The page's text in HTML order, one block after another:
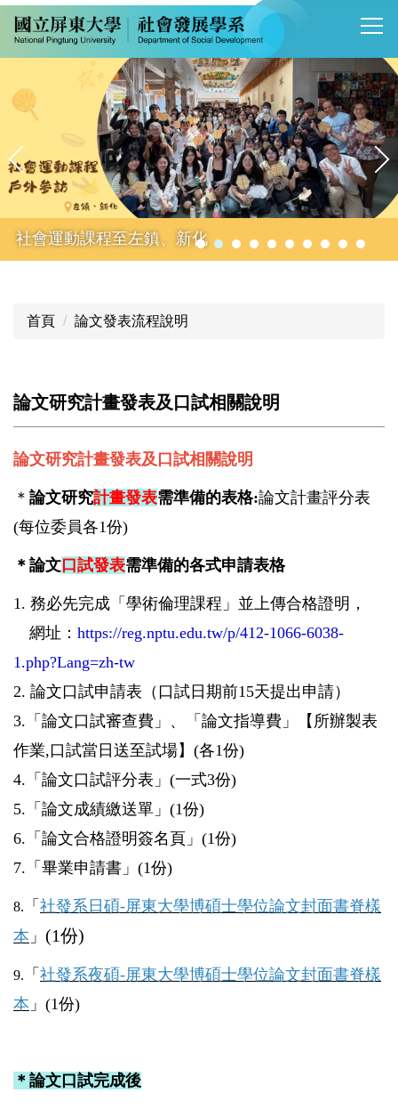
跳
到
主
內
社會運動課程至左鎮、新化
首頁 論文發表流程說明
論文研究計畫發表及口試相關說明
論文研究計畫發表及口試相關說明
＊ 論文研究計畫發表需準備的表格:論文計畫評分表
(每位委員各1份)
＊論文 口試發表需準備的各式申請表格
1. 務必先完成「學術倫理課程」並上傳合格證明，
網址： https://reg.nptu.edu.tw/p/412-1066-6038-
1.php?Lang=zh-tw
2. 論文口試申請表（口試日期前15天提出申請）
3.「論文口試審查費」、「論文指導費」【所辦製表
作業,口試當日送至試場】(各1份)
4.「論文口試評分表」(一式3份)
5.「論文成績繳送單」(1份)
6.「論文合格證明簽名頁」(1份)
7.「畢業申請書」(1份)
8. 「 社發系日碩-屏東大學博碩士學位論文封面書脊樣
本 」 (1份)
9. 「 社發系夜碩-屏東大學博碩士學位論文封面書脊樣
本 」(1份)
＊ 論文口試完成後